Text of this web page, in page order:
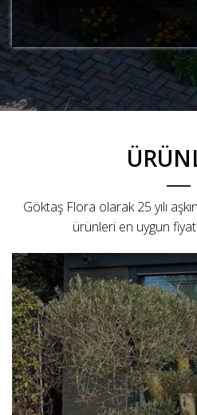
Göktaş Flora olarak 25 yılı
ürünleri en uygun